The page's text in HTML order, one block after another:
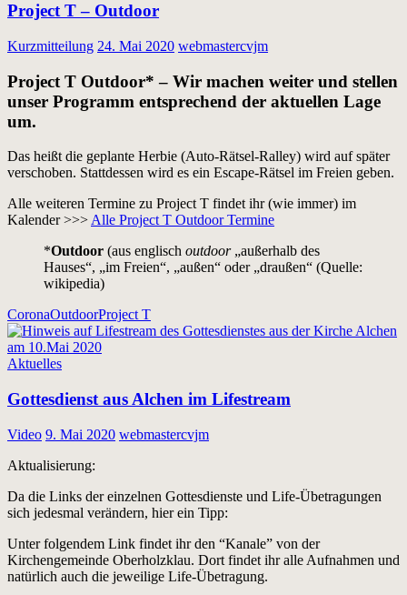
Project T – Outdoor
Kurzmitteilung 24. Mai 2020 webmastercvjm
Project T Outdoor* – Wir machen weiter und stellen
unser Programm entsprechend der aktuellen Lage
um.
Das heißt die geplante Herbie (Auto-Rätsel-Ralley) wird auf später
verschoben. Stattdessen wird es ein Escape-Rätsel im Freien geben.
Alle weiteren Termine zu Project T findet ihr (wie immer) im
Kalender >>> Alle Project T Outdoor Termine
*Outdoor (aus englisch outdoor„außerhalb des
Hauses“, „im Freien“, „außen“ oder „draußen“ (Quelle:
wikipedia)
CoronaOutdoorProject T
Aktuelles
Gottesdienst aus Alchen im Lifestream
Video 9. Mai 2020 webmastercvjm
Aktualisierung:
Da die Links der einzelnen Gottesdienste und Life-Übetragungen
sich jedesmal verändern, hier ein Tipp:
Unter folgendem Link findet ihr den “Kanale” von der
Kirchengemeinde Oberholzklau. Dort findet ihr alle Aufnahmen und
natürlich auch die jeweilige Life-Übetragung.